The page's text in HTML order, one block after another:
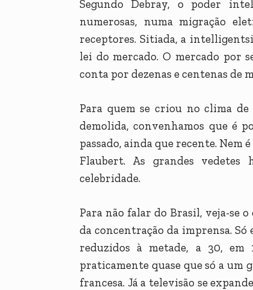
Segundo Debray, o poder
numerosas, numa migração
receptores. Sitiada, a
lei do mercado. O mercado por
conta por dezenas e centenas de
Para quem se criou no clima
demolida, convenhamos que é
passado, ainda que recente. Nem
Flaubert. As grandes
celebridade.
Para não falar do Brasil, veja-se
da concentração da imprensa.
reduzidos à metade, a 30,
praticamente quase que só a um
francesa. Já a televisão se